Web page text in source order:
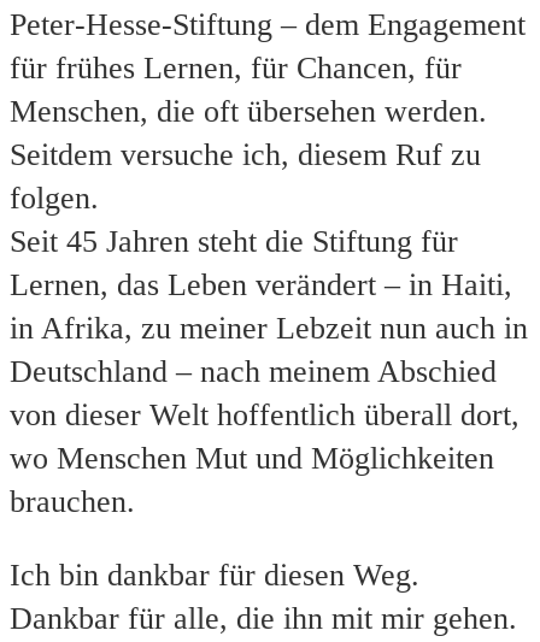
Peter‑Hesse‑Stiftung – dem Engagement
für frühes Lernen, für Chancen, für
Menschen, die oft übersehen werden.
Seitdem versuche ich, diesem Ruf zu
folgen.
Seit 45 Jahren steht die Stiftung für
Lernen, das Leben verändert – in Haiti,
in Afrika, zu meiner Lebzeit nun auch in
Deutschland – nach meinem Abschied
von dieser Welt hoffentlich überall dort,
wo Menschen Mut und Möglichkeiten
brauchen.
Ich bin dankbar für diesen Weg.
Dankbar für alle, die ihn mit mir gehen.